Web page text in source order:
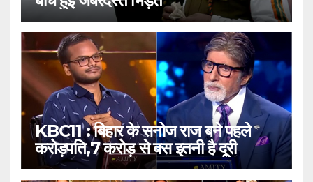
KBC11 : बिहार के सनोज राज बने पहले
करोड़पति,7 करोड़ से बस इतनी है दूरी